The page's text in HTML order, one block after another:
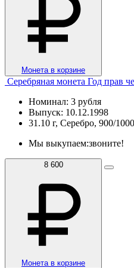
Монета в корзине
Серебряная монета Год прав
Номинал: 3 рубля
Выпуск: 10.12.1998
31.10 г, Серебро, 900/1000
Мы выкупаем:звоните!
8 600
Монета в корзине